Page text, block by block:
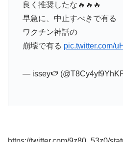
良く推奨したな🔥🔥🔥
早急に、中止すべきで有る
ワクチン神話の
崩壊で有る pic.twitter.com/
— issey🍉